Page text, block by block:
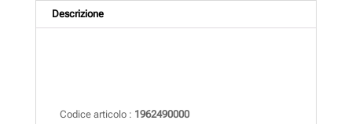
Descrizione
Codice articolo : 1962490000